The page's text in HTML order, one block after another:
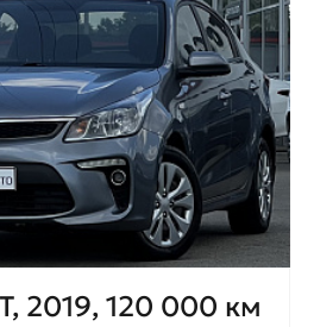
2019, 120 000 км